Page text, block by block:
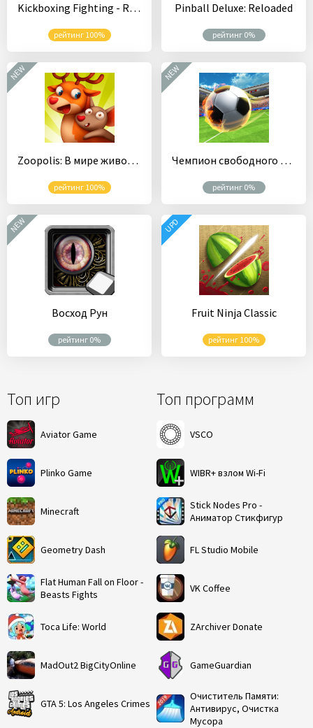
Топ игр
Aviator Game
Plinko Game
Minecraft
Geometry Dash
Flat Human Fall on Floor -
Beasts Fights
Toca Life: World
MadOut2 BigCityOnline
GTA 5: Los Angeles Crimes
Топ программ
VSCO
WIBR+ взлом Wi-Fi
Stick Nodes Pro -
Аниматор Стикфигур
FL Studio Mobile
VK Coffee
ZArchiver Donate
GameGuardian
Очиститель Памяти:
Антивирус, Очистка
Мусора
Kickboxing Fighting - RTC
рейтинг 100%
Pinball Deluxe: Reloaded
рейтинг 0%
Zoopolis: В мире животных
рейтинг 100%
NEW
Чемпион свободного удара
рейтинг 0%
NEW
Восход Рун
рейтинг 0%
NEW
Fruit Ninja Classic
рейтинг 100%
UPD